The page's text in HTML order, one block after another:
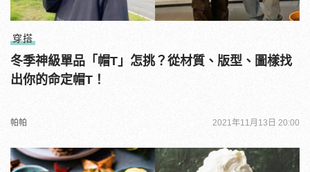
穿搭
冬季神級單品「帽T」怎挑？從材質、版型、圖樣找
出你的命定帽T！
帕帕 2021年11月13日 20:00